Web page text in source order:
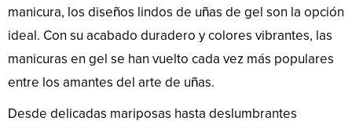
manicura, los diseños lindos de uñas de gel son la opción
ideal. Con su acabado duradero y colores vibrantes, las
manicuras en gel se han vuelto cada vez más populares
entre los amantes del arte de uñas.
Desde delicadas mariposas hasta deslumbrantes